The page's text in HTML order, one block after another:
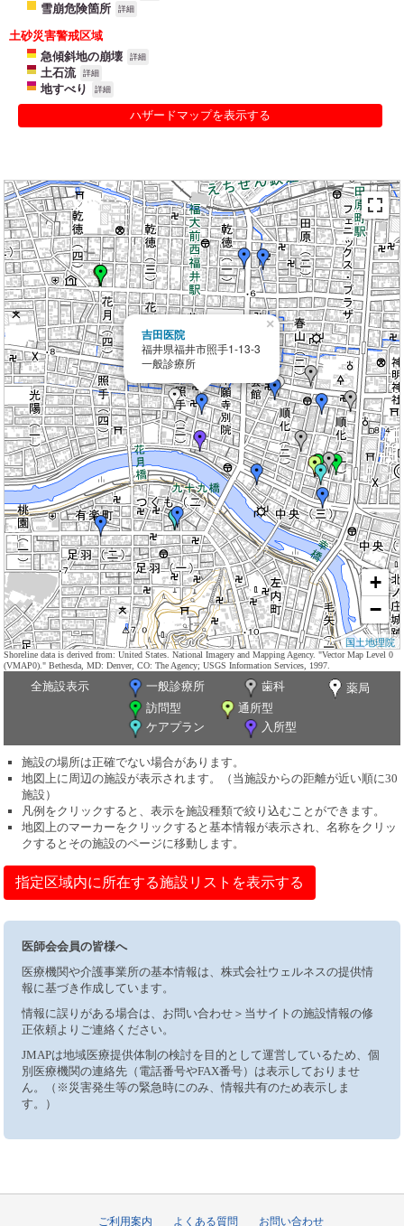
雪崩危険箇所 詳細
土砂災害警戒区域
急傾斜地の崩壊
詳細
土石流 詳細
地すべり 詳細
ハザードマップを表示する
吉田医院
福井県福井市照手1-13-3
一般診療所
×
+
−
国土地理院
Shoreline data is derived from: United States. National Imagery and Mapping Agency. "Vector Map Level 0
(VMAP0)." Bethesda, MD: Denver, CO: The Agency; USGS Information Services, 1997.
全施設表示 一般診療所 歯科
薬局
訪問型
通所型
ケアプラン
入所型
施設の場所は正確でない場合があります。
地図上に周辺の施設が表示されます。（当施設からの距離が近い順に30
施設）
凡例をクリックすると、表示を施設種類で絞り込むことができます。
地図上のマーカーをクリックすると基本情報が表示され、名称をクリッ
クするとその施設のページに移動します。
指定区域内に所在する施設リストを表示する
医師会会員の皆様へ
医療機関や介護事業所の基本情報は、株式会社ウェルネスの提供情
報に基づき作成しています。
情報に誤りがある場合は、お問い合わせ＞当サイトの施設情報の修
正依頼よりご連絡ください。
JMAPは地域医療提供体制の検討を目的として運営しているため、個
別医療機関の連絡先（電話番号やFAX番号）は表示しておりませ
ん。（※災害発生等の緊急時にのみ、情報共有のため表示しま
す。）
ご利用案内 よくある質問 お問い合わせ